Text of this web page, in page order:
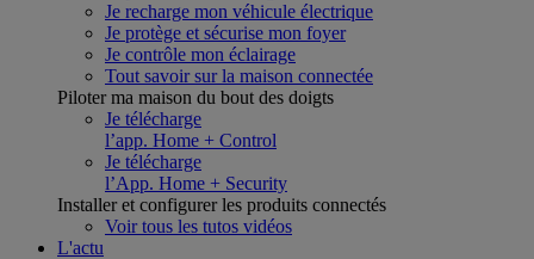
Je recharge mon véhicule électrique
Je protège et sécurise mon foyer
Je contrôle mon éclairage
Tout savoir sur la maison connectée
Piloter ma maison du bout des doigts
Je télécharge
l’app. Home + Control
Je télécharge
l’App. Home + Security
Installer et configurer les produits connectés
Voir tous les tutos vidéos
L'actu